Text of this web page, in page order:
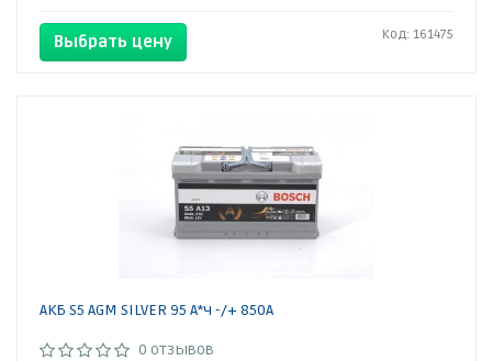
Выбрать цену Код: 161475
АКБ S5 AGM SILVER 95 А*ч -/+ 850A
0 отзывов